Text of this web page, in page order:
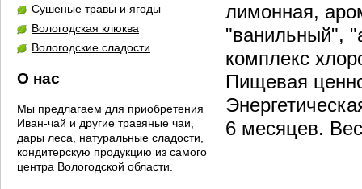
Сушеные травы и ягоды
Вологодская клюква
Вологодские сладости
О нас
Мы предлагаем для приобретения
Иван-чай и другие травяные чаи,
дары леса, натуральные сладости,
кондитерскую продукцию из самого
центра Вологодской области.
лимонная,
"ванильный",
комплекс
Пищевая
6 месяцев.